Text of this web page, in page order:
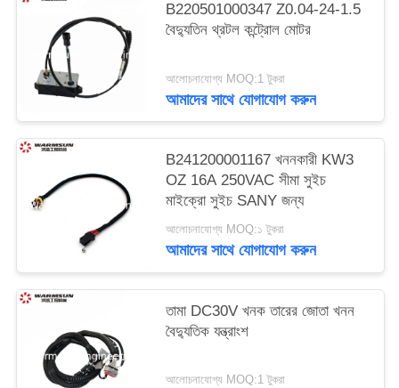
B220501000347 Z0.04-24-1.5
বৈদ্যুতিন থ্রটল কন্ট্রোল মোটর
আলোচনাযোগ্য MOQ:1 টুকরা
আমাদের সাথে যোগাযোগ করুন
B241200001167 খননকারী KW3
OZ 16A 250VAC সীমা সুইচ
মাইক্রো সুইচ SANY জন্য
আলোচনাযোগ্য MOQ:১ টুকরা
আমাদের সাথে যোগাযোগ করুন
তামা DC30V খনক তারের জোতা খনন
বৈদ্যুতিক যন্ত্রাংশ
আলোচনাযোগ্য MOQ:1 টুকরা